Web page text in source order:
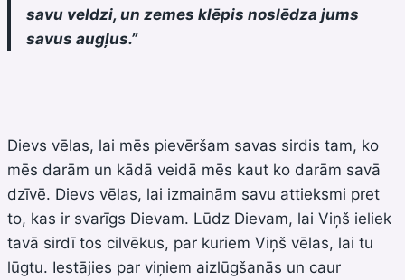
savu veldzi, un zemes klēpis noslēdza jums
savus augļus.”
Dievs vēlas, lai mēs pievēršam savas sirdis tam, ko
mēs darām un kādā veidā mēs kaut ko darām savā
dzīvē. Dievs vēlas, lai izmainām savu attieksmi pret
to, kas ir svarīgs Dievam. Lūdz Dievam, lai Viņš ieliek
tavā sirdī tos cilvēkus, par kuriem Viņš vēlas, lai tu
lūgtu. Iestājies par viņiem aizlūgšanās un caur